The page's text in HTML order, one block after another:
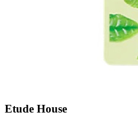
Etude House